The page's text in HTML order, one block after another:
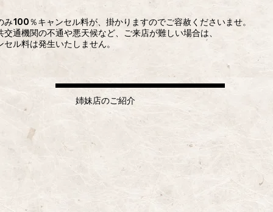
み100％キャンセル料が、掛かりますのでご容赦くださいませ。
通機関の不通や悪天候など、ご来店が難しい場合は、
セル料は発生いたしません。
​姉妹店のご紹介